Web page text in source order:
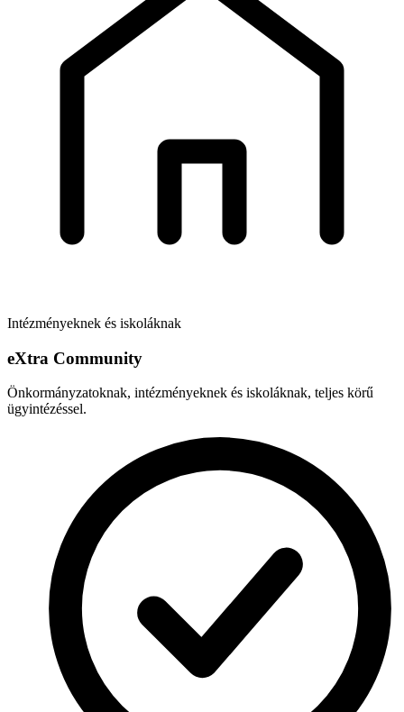
Intézményeknek és iskoláknak
eXtra Community
Önkormányzatoknak, intézményeknek és iskoláknak, teljes körű
ügyintézéssel.